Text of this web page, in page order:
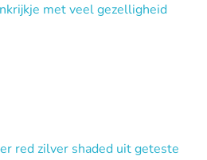
met veel gezelligheid